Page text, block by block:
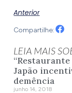
Anterior
Compartilhe:
LEIA MAIS
Japão
demência
junho 14, 2018